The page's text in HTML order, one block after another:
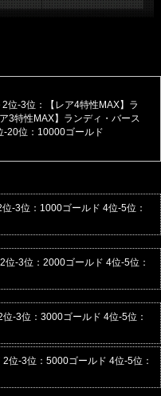
2位-3位：【レア4特性MAX】ラ
3特性MAX】ランディ・バース
-20位：10000ゴールド
位-3位：1000ゴールド 4位-5位：
2位-3位：2000ゴールド 4位-5位：
位-3位：3000ゴールド 4位-5位：
2位-3位：5000ゴールド 4位-5位：